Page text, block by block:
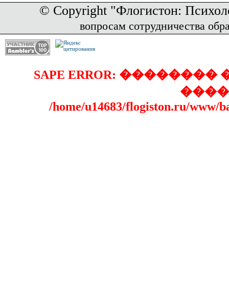
© Copyright "Флогистон:
вопросам сотрудничества
SAPE ERROR:
/home/u14683/flogiston.ru/www/